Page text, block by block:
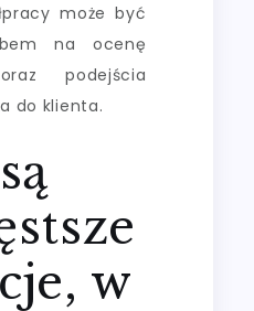
może być
na ocenę
podejścia
do klienta.
w